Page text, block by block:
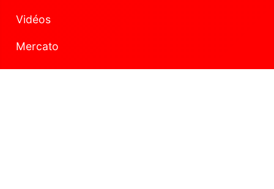
Vidéos
Mercato